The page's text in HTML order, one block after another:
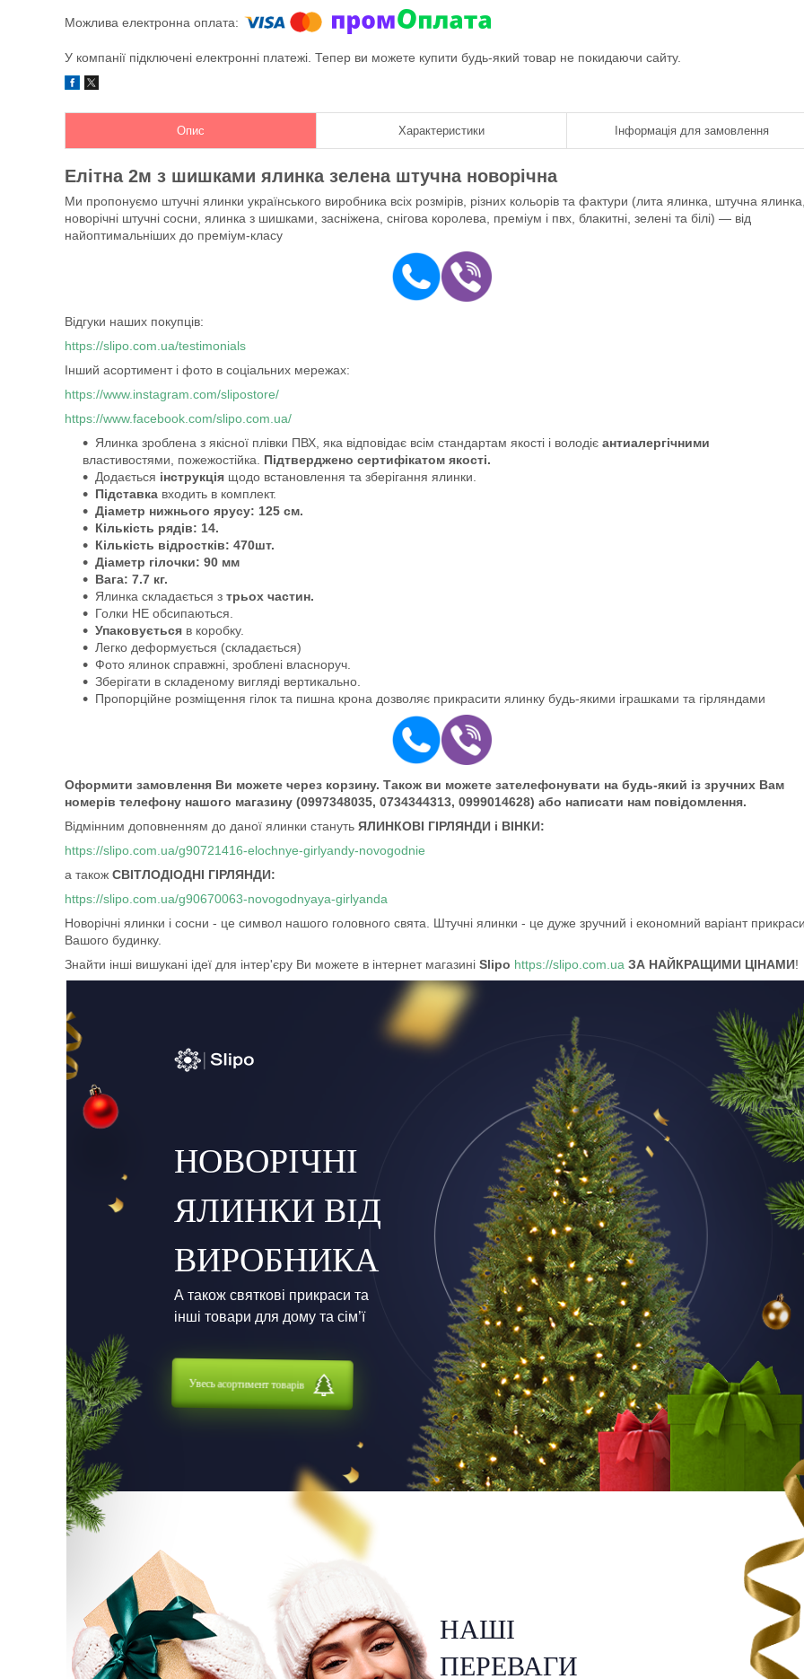
У компанії підключені електронні платежі. Тепер ви можете купити будь-який товар не покидаючи сайту.
Опис Характеристики Інформація для замовлення
Елітна 2м з шишками ялинка зелена штучна новорічна
Ми пропонуємо штучні ялинки українського виробника всіх розмірів, різних кольорів та фактури (лита ялинка, штучна
новорічні штучні сосни, ялинка з шишками, засніжена, снігова королева, преміум і пвх, блакитні, зелені та білі) — від
найоптимальніших до преміум-класу
Відгуки наших покупців:
https://slipo.com.ua/testimonials
Інший асортимент і фото в соціальних мережах:
https://www.instagram.com/slipostore/
https://www.facebook.com/slipo.com.ua/
Ялинка зроблена з якісної плівки ПВХ, яка відповідає всім стандартам якості і володіє антиалергічними
властивостями, пожежостійка. Підтверджено сертифікатом якості.
Додається інструкція щодо встановлення та зберігання ялинки.
Підставка входить в комплект.
Діаметр нижнього ярусу: 125 см.
Кількість рядів: 14.
Кількість відростків: 470шт.
Діаметр гілочки: 90 мм
Вага: 7.7 кг.
Ялинка складається з трьох частин.
Голки НЕ обсипаються.
Упаковується в коробку.
Легко деформується (складається)
Фото ялинок справжні, зроблені власноруч.
Зберігати в складеному вигляді вертикально.
Пропорційне розміщення гілок та пишна крона дозволяє прикрасити ялинку будь-якими іграшками та гірляндами
Оформити замовлення Ви можете через корзину. Також ви можете зателефонувати на будь-який із зручних Вам
номерів телефону нашого магазину (0997348035, 0734344313, 0999014628) або написати нам повідомлення.
Відмінним доповненням до даної ялинки стануть ЯЛИНКОВІ ГІРЛЯНДИ і ВІНКИ:
https://slipo.com.ua/g90721416-elochnye-girlyandy-novogodnie
а також СВІТЛОДІОДНІ ГІРЛЯНДИ:
https://slipo.com.ua/g90670063-novogodnyaya-girlyanda
Новорічні ялинки і сосни - це символ нашого головного свята. Штучні ялинки - це дуже зручний і економний варіант
Вашого будинку.
Знайти інші вишукані ідеї для інтер'єру Ви можете в інтернет магазині Slipo https://slipo.com.ua ЗА НАЙКРАЩИМИ ЦІНАМИ!
НОВОРІЧНІ
ЯЛИНКИ ВІД
ВИРОБНИКА
А також святкові прикраси та
інші товари для дому та сім’ї
Увесь асортимент товарів
НАШІ
ПЕРЕВАГИ